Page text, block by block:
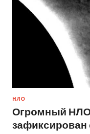
НЛО
Огромный НЛО
зафиксирован